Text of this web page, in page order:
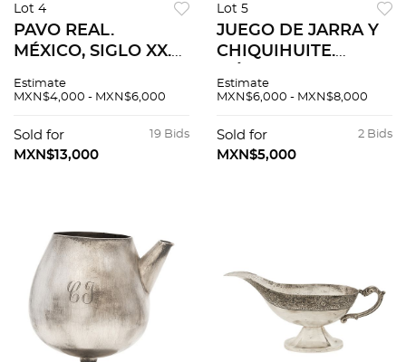
Lot 4
PAVO REAL.
MÉXICO, SIGLO XX.
TANE, Sterling, ley
pavo real con
incrustaciones de
Estimate
MXN$4,000 - MXN$6,000
19 Bids
Sold for
MXN$13,000
Lot 5
JUEGO DE JARRA Y
CHIQUIHUITE.
Elaborados en plata,
uno en MACIEL y
otro en TANE. 408.03
Estimate
MXN$6,000 - MXN$8,000
2 Bids
Sold for
MXN$5,000